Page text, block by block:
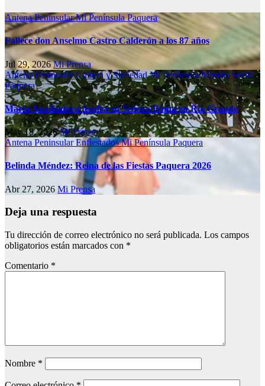
Antena PeninsularMi PenínsulaPaquera
Fallece don Anselmo Castro Calderón a los 87 años
Jul 29, 2026Mi Prensa
Antena PeninsularCultura y SociedadMi PenínsulaMundo Social
Paquera
María Auxiliadora tendrá su Señora Reina en Río Grande
May 18, 2026Mi Prensa
Antena PeninsularEnfiestadosMi Península Paquera
Belinda Méndez: Reina de las Fiestas Paquera 2026
Abr 27, 2026 Mi Prensa
Deja una respuesta
Tu dirección de correo electrónico no será publicada. Los campos
obligatorios están marcados con *
Comentario *
Nombre *